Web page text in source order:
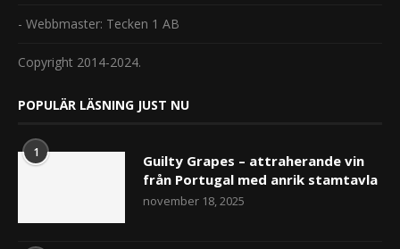
- Webbmaster: Tecken 1 AB
Copyright 2014-2024.
POPULÄR LÄSNING JUST NU
1
Guilty Grapes – attraherande vin
från Portugal med anrik stamtavla
november 18, 2025